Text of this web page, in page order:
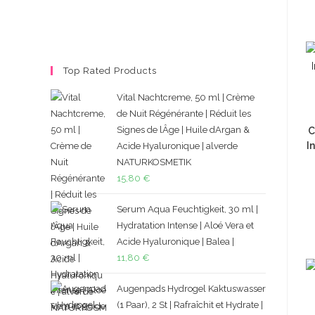
Top Rated Products
Vital Nachtcreme, 50 ml | Crème
de Nuit Régénérante | Réduit les
Signes de lÂge | Huile dArgan &
Acide Hyaluronique | alverde
NATURKOSMETIK
15,80 €
Serum Aqua Feuchtigkeit, 30 ml |
Hydratation Intense | Aloé Vera et
Acide Hyaluronique | Balea |
11,80 €
Augenpads Hydrogel Kaktuswasser
(1 Paar), 2 St | Rafraîchit et Hydrate |